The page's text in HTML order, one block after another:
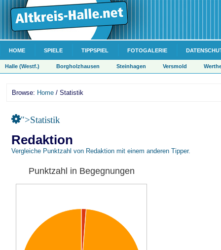
HOME SPIELE TIPPSPIEL FOTOGALERIE
Halle (Westf.) Borgholzhausen Steinhagen Versmold
Browse: Home / Statistik
">Statistik
Redaktion
Vergleiche Punktzahl von Redaktion mit einem anderen Tipper.
Punktzahl in Begegnungen